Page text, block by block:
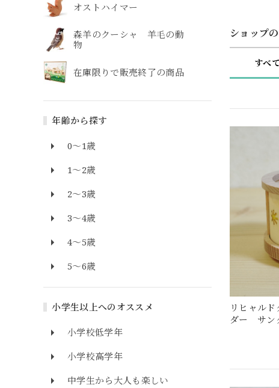
オストハイマー
森羊のクーシャ 羊毛の動
物
在庫限りで販売終了の商品
年齢から探す
0～1歳
1～2歳
2～3歳
3～4歳
4～5歳
5～6歳
小学生以上へのオススメ
小学校低学年
小学校高学年
中学生から大人も楽しい
ショップ
すべて
リヒャル
ダー サン